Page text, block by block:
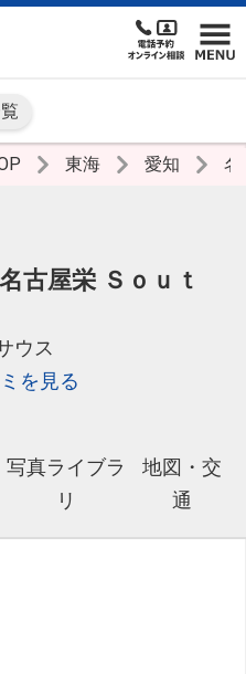
東海 愛知
古屋栄 Ｓｏｕｔ
ウス
を見る
写真ライブラ
リ
地図・交
通